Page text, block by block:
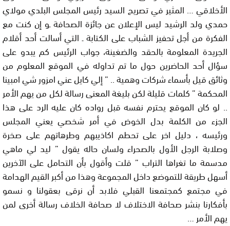
الأخلاقي … المثير في تصريح السيد رئيس المجلس البلدي مولاي
حمدي ولد الرشيد ليس الإعلان عن جائزة الصحافة ـو إن كنت مع
الفكرة من أجل تحفيز الشباب على الكتابة ـ التي أسالت أحد أقلام
الجريدة المعلومة بالحقد والضغينة، جواب الرئيس كم يبدو على
سؤال أحد الحاضرين حول ما تم تداوله في الموقع المعلوم من
وثائق قيل بأسماء شركات وهمية .. ” إلي كايل عني امزور شي امبينا
المحكمة ” كلمات قليلة لكن بليغة المعنى رسالة لكل من يهم الأمر
.. لو كان الموقع يحترم نفسه قبل رواده كان عليه الرد على هذا
الجزء من الكلمة بدل الخوض في أمر شخصي يعني المجلس
ورئيسه ، دليل اخر على تحطم اكاذيبهم وطرهاتهم على صخرة
وصلابة الرجل الأول بالصحراء ولسان حاله يقول ” ليد لي ماهي
مدسمة ما تغراها التراب ” قلت وأقول بأن التحامل على الآخرين
أسهل طريقة للتموضع داخل المجموعة وهذا من أكبر القيم الهدامة
في مجتمع كمجتمعنا القبلي فلابد أن نرقى بعقولنا و نسمو
بأفكارنا بنشر صحافة الاختلاف لا صحافة الخلاف رسالة أخرى لمن
يهم الأمر …